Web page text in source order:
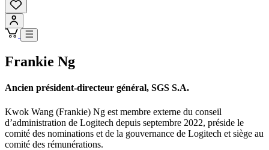
Frankie Ng
Ancien président-directeur général, SGS S.A.
Kwok Wang (Frankie) Ng est membre externe du conseil
d’administration de Logitech depuis septembre 2022, préside le
comité des nominations et de la gouvernance de Logitech et siège au
comité des rémunérations.